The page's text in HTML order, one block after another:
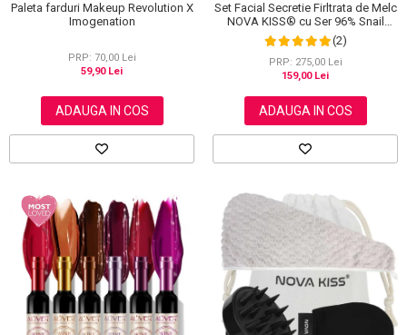
Paleta farduri Makeup Revolution X
Imogenation
PRP: 70,00 Lei
59,90 Lei
ADAUGA IN COS
Set Facial Secretie Firltrata de Melc
NOVA KISS® cu Ser 96% Snail
Power si Crema Advanced Snail 92
All in One
(2)
PRP: 275,00 Lei
159,00 Lei
ADAUGA IN COS